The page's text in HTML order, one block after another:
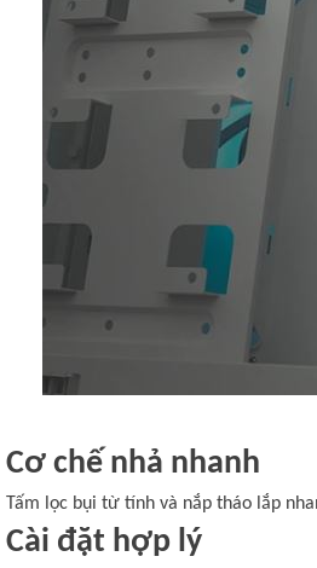
Cơ chế nhả nhanh
Tấm lọc bụi từ tính và nắp tháo lắp
Cài đặt hợp lý